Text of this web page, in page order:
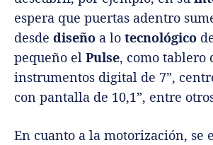
espera que puertas adentro
desde diseño a lo tecnológico
pequeño el Pulse, como tablero
instrumentos digital de 7”,
con pantalla de 10,1”, entre
En cuanto a la motorización, se